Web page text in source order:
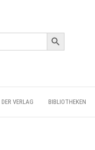
Search Button
DER VERLAG BIBLIOTHEKEN